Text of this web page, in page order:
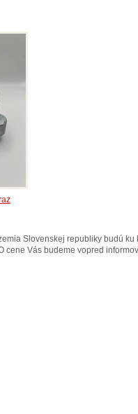
Slovenskej republiky budú
cene Vás budeme vopred